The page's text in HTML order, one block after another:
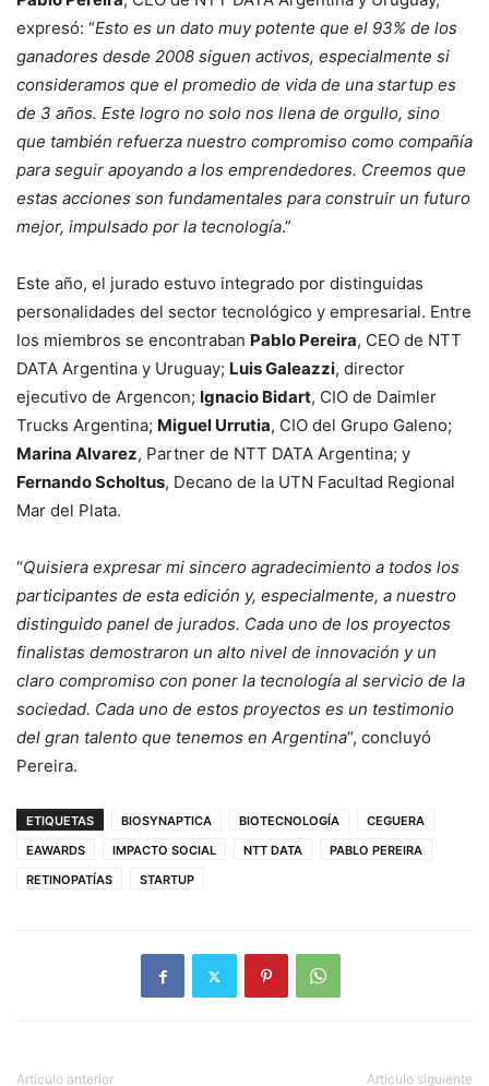
expresó: “Esto es un dato muy potente que el 93% de los
ganadores desde 2008 siguen activos, especialmente si
consideramos que el promedio de vida de una startup es
de 3 años. Este logro no solo nos llena de orgullo, sino
que también refuerza nuestro compromiso como compañía
para seguir apoyando a los emprendedores. Creemos que
estas acciones son fundamentales para construir un futuro
mejor, impulsado por la tecnología.”
Este año, el jurado estuvo integrado por distinguidas
personalidades del sector tecnológico y empresarial. Entre
los miembros se encontraban Pablo Pereira, CEO de NTT
DATA Argentina y Uruguay; Luis Galeazzi, director
ejecutivo de Argencon; Ignacio Bidart, CIO de Daimler
Trucks Argentina; Miguel Urrutia, CIO del Grupo Galeno;
Marina Alvarez, Partner de NTT DATA Argentina; y
Fernando Scholtus, Decano de la UTN Facultad Regional
Mar del Plata.
“Quisiera expresar mi sincero agradecimiento a todos los
participantes de esta edición y, especialmente, a nuestro
distinguido panel de jurados. Cada uno de los proyectos
finalistas demostraron un alto nivel de innovación y un
claro compromiso con poner la tecnología al servicio de la
sociedad. Cada uno de estos proyectos es un testimonio
del gran talento que tenemos en Argentina“, concluyó
Pereira.
ETIQUETAS BIOSYNAPTICA BIOTECNOLOGÍA
CEGUERA
EAWARDS
IMPACTO SOCIAL NTT DATA
PABLO PEREIRA
RETINOPATÍAS
STARTUP
Artículo anterior Artículo siguiente